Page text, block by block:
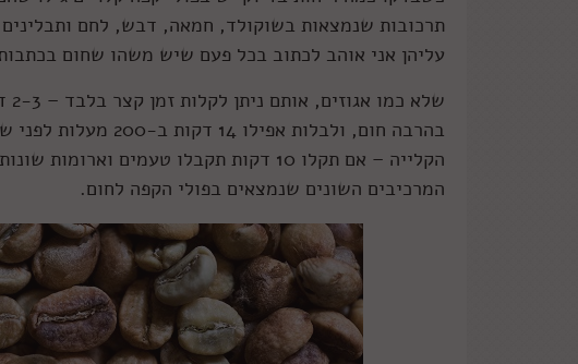
תרכובות שנמצאות בשוקולד, חמאה, דבש, לחם
עליהן אני אוהב לכתוב בכל פעם שיש משהו שחום
בהרבה חום, ולבלות
המרכיבים השונים שנמצאים בפולי הקפה לחום.